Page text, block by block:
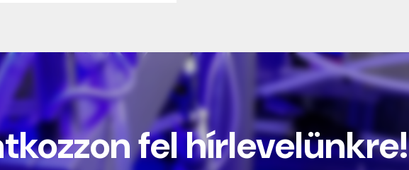
fel hírlevelünkre!